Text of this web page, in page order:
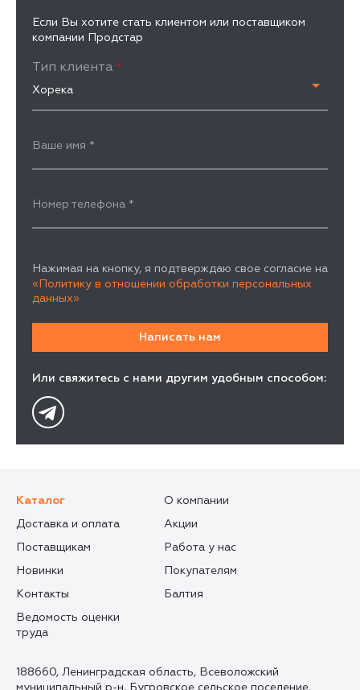
Если Вы хотите стать клиентом или поставщиком
компании Продстар
Тип клиента *
Хорека
Ваше имя *
Номер телефона *
Нажимая на кнопку, я подтверждаю свое согласие на
«Политику в отношении обработки персональных
данных»
Или свяжитесь с нами другим удобным способом:
188660, Ленинградская область, Всеволожский
муниципальный р-н, Бугровское сельское поселение,
Каталог
О компании
Доставка и оплата
Акции
Поставщикам
Работа у нас
Новинки
Покупателям
Контакты
Балтия
Ведомость оценки
труда